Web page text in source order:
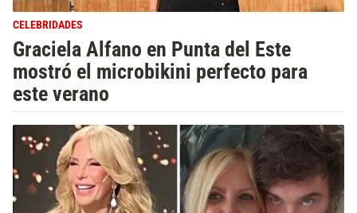
CELEBRIDADES
Graciela Alfano en Punta del Este
mostró el microbikini perfecto para
este verano